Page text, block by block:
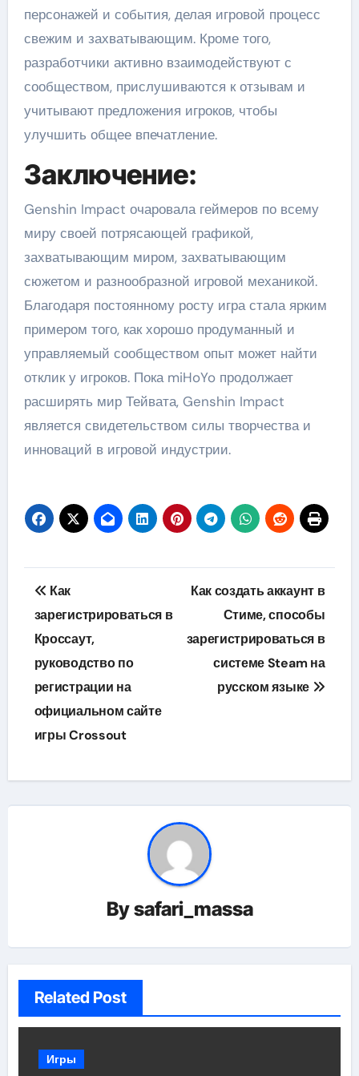
персонажей и события, делая игровой процесс
свежим и захватывающим. Кроме того,
разработчики активно взаимодействуют с
сообществом, прислушиваются к отзывам и
учитывают предложения игроков, чтобы
улучшить общее впечатление.
Заключение:
Genshin Impact очаровала геймеров по всему
миру своей потрясающей графикой,
захватывающим миром, захватывающим
сюжетом и разнообразной игровой механикой.
Благодаря постоянному росту игра стала ярким
примером того, как хорошо продуманный и
управляемый сообществом опыт может найти
отклик у игроков. Пока miHoYo продолжает
расширять мир Тейвата, Genshin Impact
является свидетельством силы творчества и
инноваций в игровой индустрии.
Навигация
по
записям
Как
зарегистрироваться в
Кроссаут,
руководство по
регистрации на
официальном сайте
игры Crossout
Как создать аккаунт в
Стиме, способы
зарегистрироваться в
системе Steam на
русском языке
Bysafari_massa
Related Post
Игры